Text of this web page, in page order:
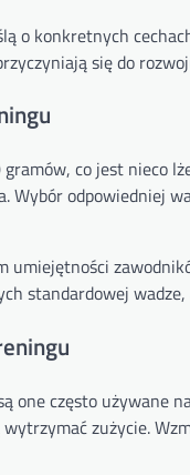
o konkretnych
się do
co jest nieco
Wybór odpowiedniej
standardowej wadze,
one często używane
zużycie.